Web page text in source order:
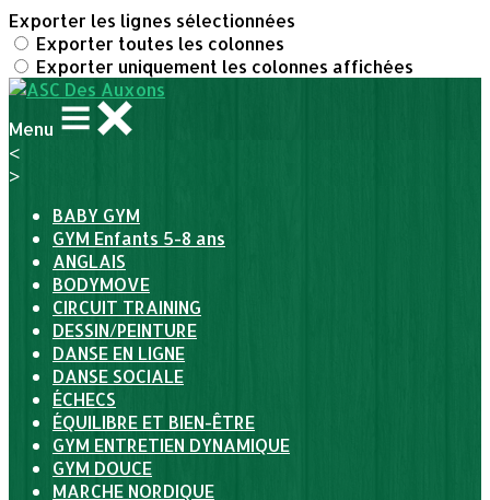
Exporter les lignes sélectionnées
Exporter toutes les colonnes
Exporter uniquement les colonnes affichées
Menu
<
>
BABY GYM
GYM Enfants 5-8 ans
ANGLAIS
BODYMOVE
CIRCUIT TRAINING
DESSIN/PEINTURE
DANSE EN LIGNE
DANSE SOCIALE
ÉCHECS
ÉQUILIBRE ET BIEN-ÊTRE
GYM ENTRETIEN DYNAMIQUE
GYM DOUCE
MARCHE NORDIQUE